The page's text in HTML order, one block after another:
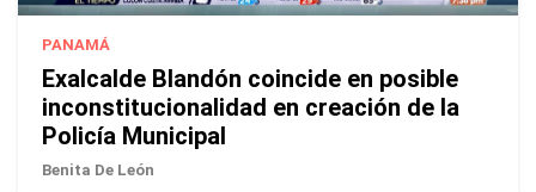
PANAMÁ
Exalcalde Blandón coincide en posible
inconstitucionalidad en creación de la
Policía Municipal
Benita De León